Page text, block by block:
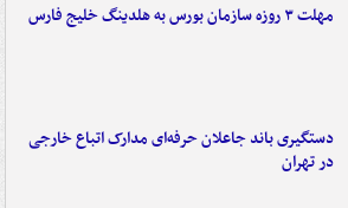
مهلت ۳ روزه سازمان بورس به هلدینگ خلیج فارس
دستگیری باند جاعلان حرفه‌ای مدارک اتباع خارجی
در تهران